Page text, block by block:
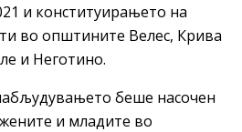
и конституирањето на
во општините Велес, Крива
и Неготино.
беше насочен
и младите во